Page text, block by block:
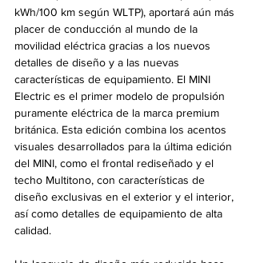
kWh/100 km según WLTP), aportará aún más
placer de conducción al mundo de la
movilidad eléctrica gracias a los nuevos
detalles de diseño y a las nuevas
características de equipamiento. El MINI
Electric es el primer modelo de propulsión
puramente eléctrica de la marca premium
británica. Esta edición combina los acentos
visuales desarrollados para la última edición
del MINI, como el frontal rediseñado y el
techo Multitono, con características de
diseño exclusivas en el exterior y el interior,
así como detalles de equipamiento de alta
calidad.